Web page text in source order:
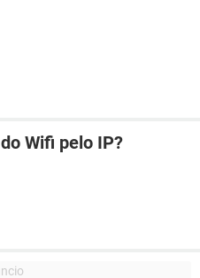
Wifi pelo IP?